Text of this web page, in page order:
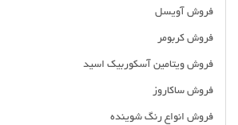
فروش آویسل
فروش کربومر
فروش ویتامین آسکوربیک اسید
فروش ساکاروز
فروش انواع رنگ شوینده